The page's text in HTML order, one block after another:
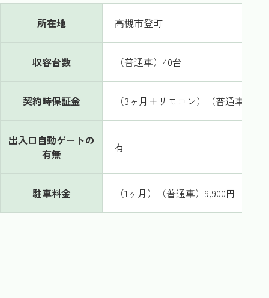
所在地 高槻市登町
収容台数 （普通車）40台
契約時保証金 （3ヶ月＋リモコン）（普通車）
出入口自動ゲートの
有無
有
駐車料金 （1ヶ月）（普通車）9,900円